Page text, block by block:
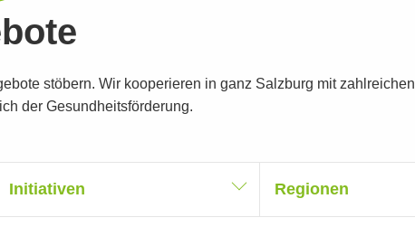
stöbern. Wir kooperieren in ganz Salzburg mit zahlreichen
der Gesundheitsförderung.
Initiativen Regionen